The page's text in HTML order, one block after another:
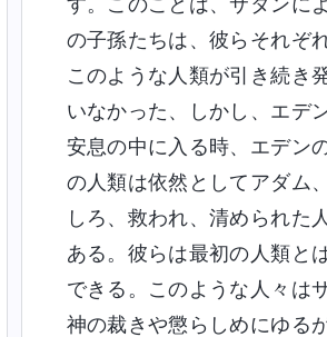
の子孫たちは、彼らそれぞ
このような人類が引き続き
いなかった、しかし、エデ
安息の中に入る時、エデン
の人類は依然としてアダム
しろ、救われ、清められた
ある。彼らは最初の人類と
できる。このような人々は
神の裁きや懲らしめにゆる